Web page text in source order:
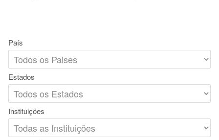
País
Estados
Instituições